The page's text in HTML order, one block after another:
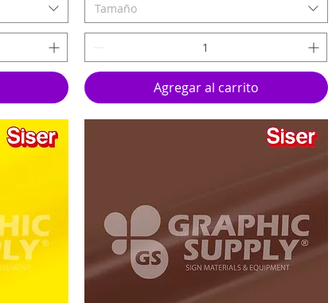
Tamaño
Agregar al carrito